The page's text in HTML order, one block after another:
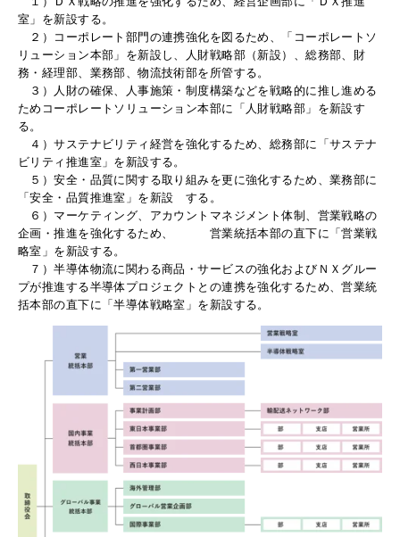
室」を新設する。
２）コーポレート部門の連携強化を図るため、「コーポレートソ
リューション本部」を新設し、人財戦略部（新設）、総務部、財
務・経理部、業務部、物流技術部を所管する。
３）人財の確保、人事施策・制度構築などを戦略的に推し進める
ためコーポレートソリューション本部に「人財戦略部」を新設す
る。
４）サステナビリティ経営を強化するため、総務部に「サステナ
ビリティ推進室」を新設する。
５）安全・品質に関する取り組みを更に強化するため、業務部に
「安全・品質推進室」を新設 する。
６）マーケティング、アカウントマネジメント体制、営業戦略の
企画・推進を強化するため、 営業統括本部の直下に「営業戦
略室」を新設する。
７）半導体物流に関わる商品・サービスの強化およびＮＸグルー
プが推進する半導体プロジェクトとの連携を強化するため、営業統
括本部の直下に「半導体戦略室」を新設する。